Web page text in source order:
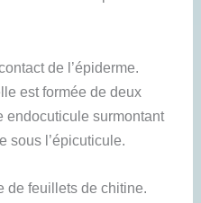
de l’épiderme.
est formée de deux
endocuticule surmontant
sous l’épicuticule.
de feuillets de chitine.